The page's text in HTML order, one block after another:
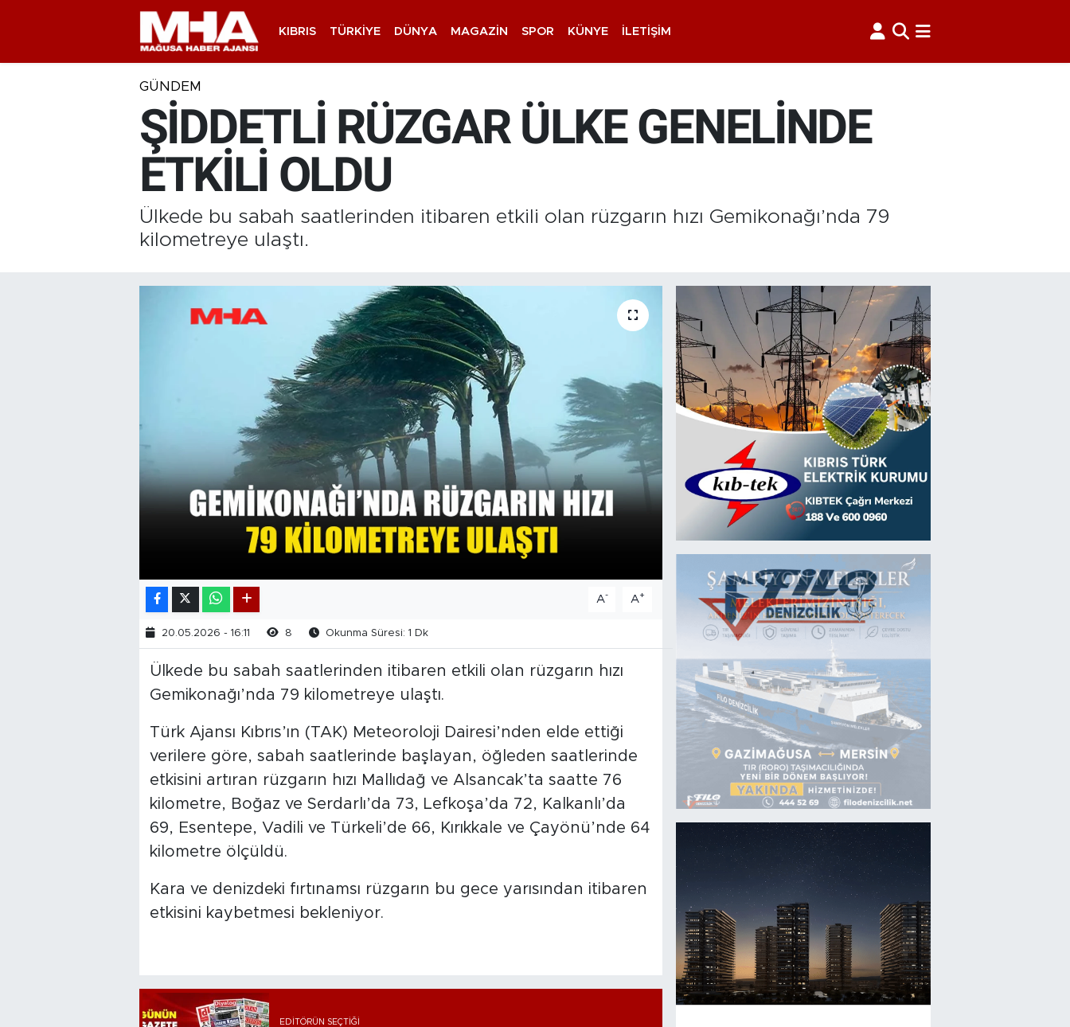
KIBRIS TÜRKIYE DÜNYA MAGAZIN SPOR KÜNYE İLETIŞIM
GÜNDEM
ŞİDDETLİ RÜZGAR ÜLKE GENELİNDE
ETKİLİ OLDU
Ülkede bu sabah saatlerinden itibaren etkili olan rüzgarın hızı Gemikonağı’nda 79
kilometreye ulaştı.
A- A+
20.05.2026 - 16:11 8 Okunma Süresi: 1 Dk
Ülkede bu sabah saatlerinden itibaren etkili olan rüzgarın hızı
Gemikonağı’nda 79 kilometreye ulaştı.
Türk Ajansı Kıbrıs’ın (TAK) Meteoroloji Dairesi’nden elde ettiği
verilere göre, sabah saatlerinde başlayan, öğleden saatlerinde
etkisini artıran rüzgarın hızı Mallıdağ ve Alsancak’ta saatte 76
kilometre, Boğaz ve Serdarlı’da 73, Lefkoşa’da 72, Kalkanlı’da
69, Esentepe, Vadili ve Türkeli’de 66, Kırıkkale ve Çayönü’nde 64
kilometre ölçüldü.
Kara ve denizdeki fırtınamsı rüzgarın bu gece yarısından itibaren
etkisini kaybetmesi bekleniyor.
EDITÖRÜN SEÇTIĞI